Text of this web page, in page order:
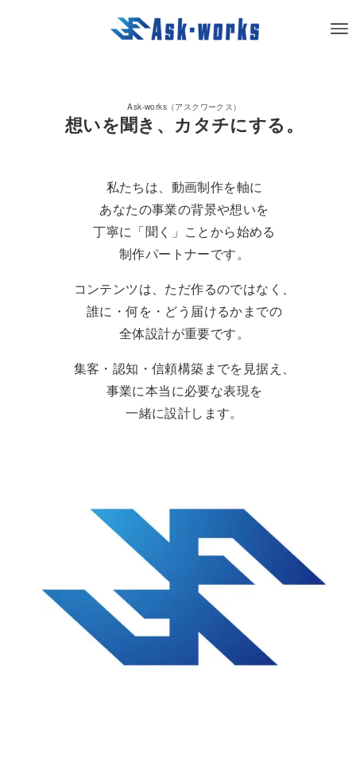
Ask-works（アスクワークス）
想いを聞き、カタチにする。
私たちは、動画制作を軸に
あなたの事業の背景や想いを
丁寧に「聞く」ことから始める
制作パートナーです。
コンテンツは、ただ作るのではなく、
誰に・何を・どう届けるかまでの
全体設計が重要です。
集客・認知・信頼構築までを見据え、
事業に本当に必要な表現を
一緒に設計します。